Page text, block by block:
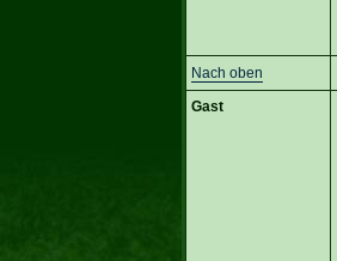
Nach oben
Gast